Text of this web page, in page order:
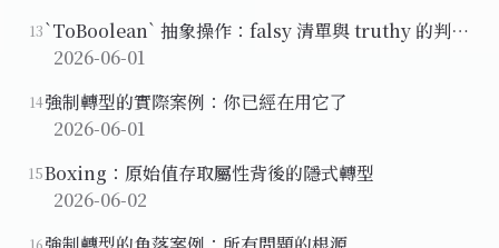
13`ToBoolean` 抽象操作：falsy 清單與 truthy 的判斷
邏輯
2026-06-01
14強制轉型的實際案例：你已經在用它了
2026-06-01
15Boxing：原始值存取屬性背後的隱式轉型
2026-06-02
16